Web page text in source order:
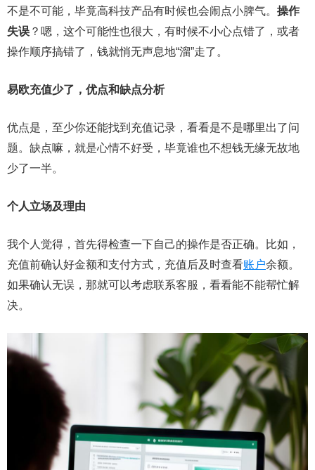
不是不可能，毕竟高科技产品有时候也会闹点小脾气。 操作
失误 ？嗯，这个可能性也很大，有时候不小心点错了，或者
操作顺序搞错了，钱就悄无声息地“溜”走了。
易欧充值少了，优点和缺点分析
优点是，至少你还能找到充值记录，看看是不是哪里出了问
题。缺点嘛，就是心情不好受，毕竟谁也不想钱无缘无故地
少了一半。
个人立场及理由
我个人觉得，首先得检查一下自己的操作是否正确。比如，
充值前确认好金额和支付方式，充值后及时查看账户余额。
如果确认无误，那就可以考虑联系客服，看看能不能帮忙解
决。